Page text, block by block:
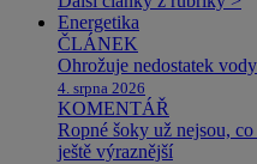
Energetika
ČLÁNEK
Ohrožuje nedostatek
4. srpna 2026
KOMENTÁŘ
Ropné šoky už nejsou,
ještě výraznější